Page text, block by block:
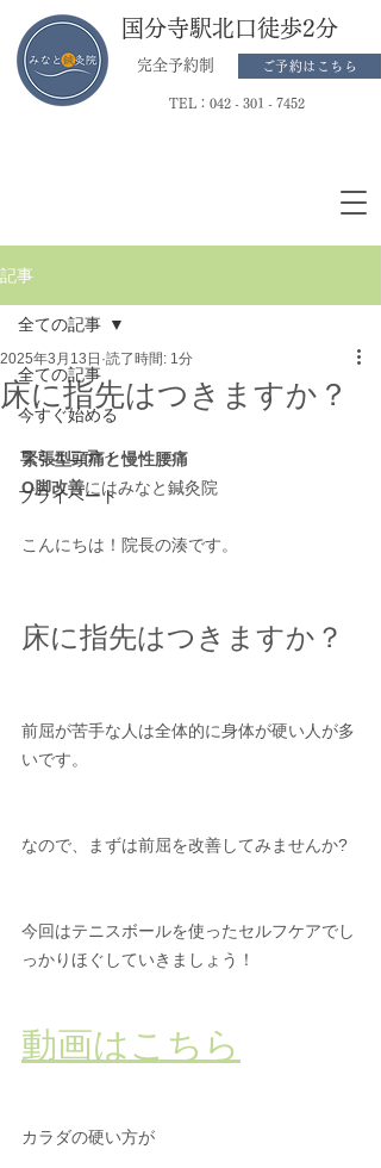
国分寺駅北口徒歩2分
完全予約制 ご予約はこちら
TEL： 042 - 301 - 7452
記事
全ての記事
今すぐ始める
コミュニティ
プライベート
全ての記事
床に指先はつきますか？
2025年3月13日 読了時間: 1分
緊張型頭痛と慢性腰痛
O脚改善にはみなと鍼灸院
こんにちは！院長の湊です。
床に指先はつきますか？
前屈が苦手な人は全体的に身体が硬い人が多
いです。
なので、まずは前屈を改善してみませんか?
今回はテニスボールを使ったセルフケアでし
っかりほぐしていきましょう！
動画はこちら
カラダの硬い方が